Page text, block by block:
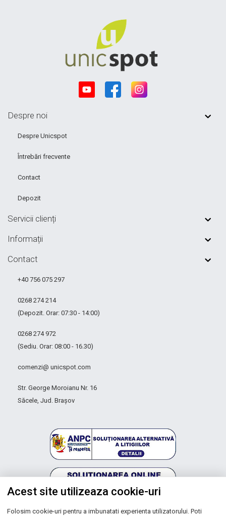
Despre noi
Despre Unicspot
Întrebări frecvente
Contact
Depozit
Servicii clienți
Informații
Contact
+40 756 075 297
0268 274 214
(Depozit. Orar: 07:30 - 14:00)
0268 274 972
(Sediu. Orar: 08:00 - 16.30)
comenzi@ unicspot.com
Str. George Moroianu Nr. 16
Săcele, Jud. Brașov
Acest site utilizeaza cookie-uri
Folosim cookie-uri pentru a imbunatati experienta utilizatorului. Poti